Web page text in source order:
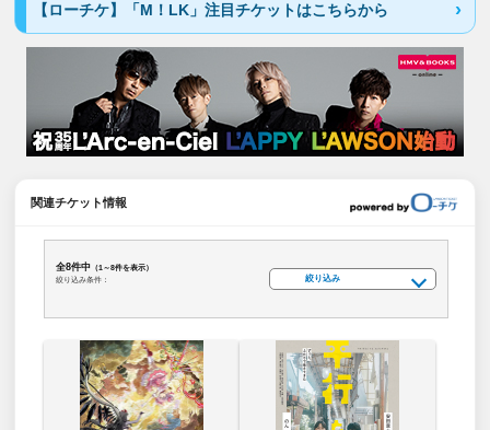
【ローチケ】「M！LK」注目チケットはこちらから
関連チケット情報
全8件中 （1～8件を表示）
絞り込み条件：
絞り込み